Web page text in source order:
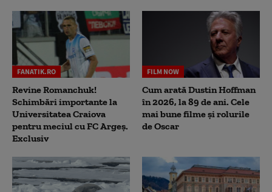
FANATIK.RO
Revine Romanchuk!
Schimbări importante la
Universitatea Craiova
pentru meciul cu FC Argeş.
Exclusiv
FILM NOW
Cum arată Dustin Hoffman
în 2026, la 89 de ani. Cele
mai bune filme și rolurile
de Oscar